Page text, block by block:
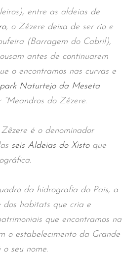
entre as aldeias de
, o Zêzere deixa de ser rio e
(Barragem do Cabril),
antes de continuarem
o encontramos nas curvas e
Naturtejo da Meseta
do Zêzere.
é o denominador
seis Aldeias do Xistoque
da hidrografia do País, a
dos habitats que cria e
que encontramos na
o estabelecimento da Grande
seu nome.